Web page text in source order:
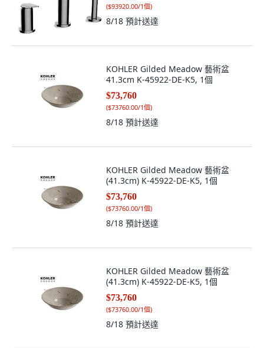
($93920.00/1個)
8/18 預計送達
KOHLER Gilded Meadow 藝術盆
41.3cm K-45922-DE-K5, 1個
$73,760
($73760.00/1個)
8/18 預計送達
KOHLER Gilded Meadow 藝術盆
(41.3cm) K-45922-DE-K5, 1個
$73,760
($73760.00/1個)
8/18 預計送達
KOHLER Gilded Meadow 藝術盆
(41.3cm) K-45922-DE-K5, 1個
$73,760
($73760.00/1個)
8/18 預計送達